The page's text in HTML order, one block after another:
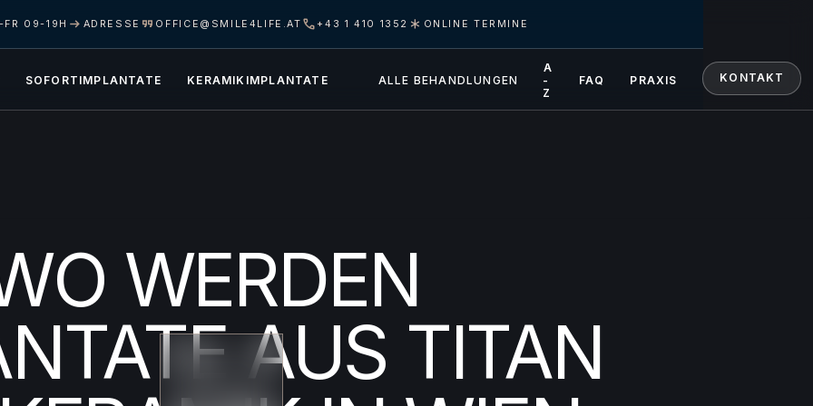
FR 09-19H ADRESSE OFFICE@SMILE4LIFE.AT +43 1 410 1352 ONLINE TERMINE
SOFORTIMPLANTATE KERAMIKIMPLANTATE ALLE BEHANDLUNGEN
A
-
Z
FAQ PRAXIS KONTAKT
WERDEN
AUS TITAN